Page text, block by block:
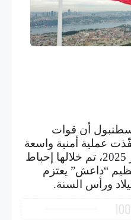
إسطنبول أن قوات
عملية أمنية واسعة
اليوم الخميس 25 ديسمبر 2025، تم خلالها إحباط
“داعش” يعتزم
ورأس السنة.